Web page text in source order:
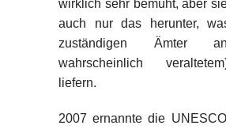
wirklich sehr bemüht, aber
auch nur das herunter,
zuständigen Ämter
wahrscheinlich
liefern.
2007 ernannte die